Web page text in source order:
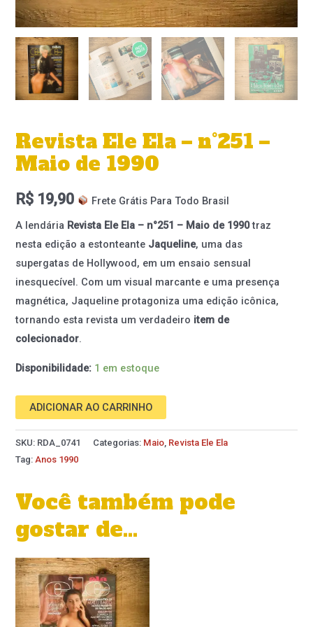
Revista Ele Ela – n°251 –
Maio de 1990
R$ 19,90
Frete Grátis Para Todo Brasil
A lendária Revista Ele Ela – n°251 – Maio de 1990traz
nesta edição a estonteante Jaqueline, uma das
supergatas de Hollywood, em um ensaio sensual
inesquecível. Com um visual marcante e uma presença
magnética, Jaqueline protagoniza uma edição icônica,
tornando esta revista um verdadeiro item de
colecionador.
Disponibilidade: 1 em estoque
ADICIONAR AO CARRINHO
SKU: RDA_0741 Categorias: Maio, Revista Ele Ela
Tag:Anos 1990
Você também pode
gostar de…